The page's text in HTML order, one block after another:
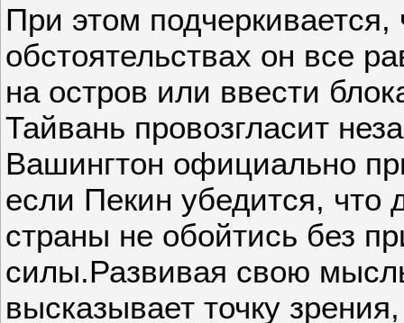
При этом
обстоятельствах он все
на остров или ввести
Тайвань провозгласит
Вашингтон официально
если Пекин убедится, что
страны не обойтись без
силы.Развивая свою
высказывает точку